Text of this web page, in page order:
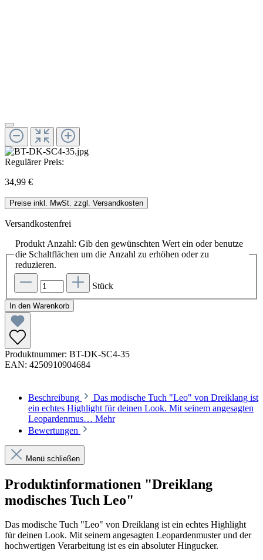
Regulärer Preis:
34,99 €
Preise inkl. MwSt. zzgl. Versandkosten
Versandkostenfrei
Produkt Anzahl: Gib den gewünschten Wert ein oder benutze
die Schaltflächen um die Anzahl zu erhöhen oder zu
reduzieren.
Stück
In den Warenkorb
Produktnummer: BT-DK-SC4-35
EAN: 4250910904684
Beschreibung
Das modische Tuch "Leo" von Dreiklang ist
ein echtes Highlight für deinen Look. Mit seinem angesagten
Leopardenmus… Mehr
Bewertungen
Menü schließen
Produktinformationen "Dreiklang
modisches Tuch Leo"
Das modische Tuch "Leo" von Dreiklang ist ein echtes Highlight
für deinen Look. Mit seinem angesagten Leopardenmuster und der
hochwertigen Verarbeitung ist es ein absoluter Hingucker.